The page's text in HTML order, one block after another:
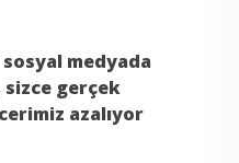
medyada
gerçek
azalıyor